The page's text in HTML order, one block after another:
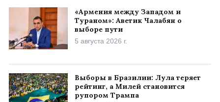
«Армения между Западом и
Тураном»: Аветик Чалабян о
выборе пути
5 августа 2026 г.
Выборы в Бразилии: Лула теряет
рейтинг, а Милей становится
рупором Трампа